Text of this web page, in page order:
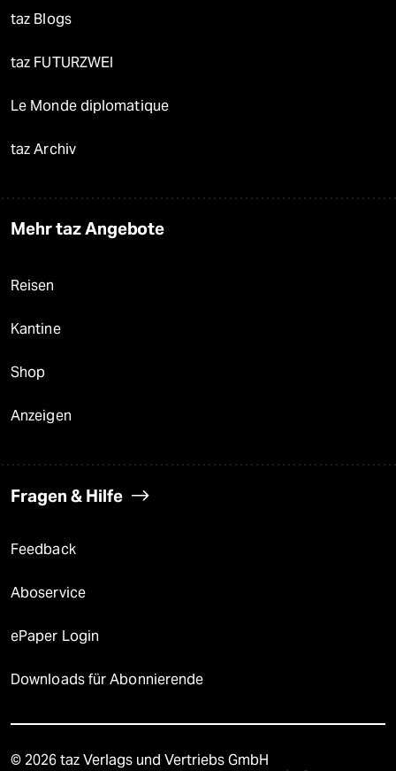
taz Blogs
taz FUTURZWEI
Le Monde diplomatique
taz Archiv
Mehr taz Angebote
Reisen
Kantine
Shop
Anzeigen
Fragen & Hilfe
Feedback
Aboservice
ePaper Login
Downloads für Abonnierende
© 2026 taz Verlags und Vertriebs GmbH